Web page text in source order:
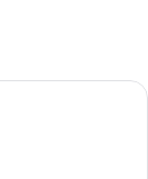
mit